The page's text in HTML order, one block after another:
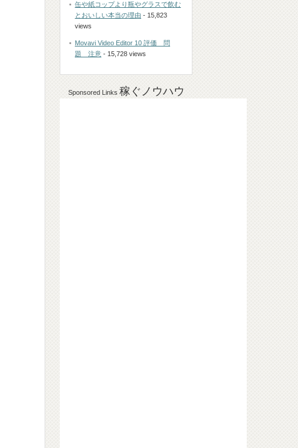
缶や紙コップより瓶やグラスで飲む
とおいしい本当の理由 - 15,823
views
Movavi Video Editor 10 評価 問
題 注意 - 15,728 views
Sponsored Links 稼ぐノウハウ